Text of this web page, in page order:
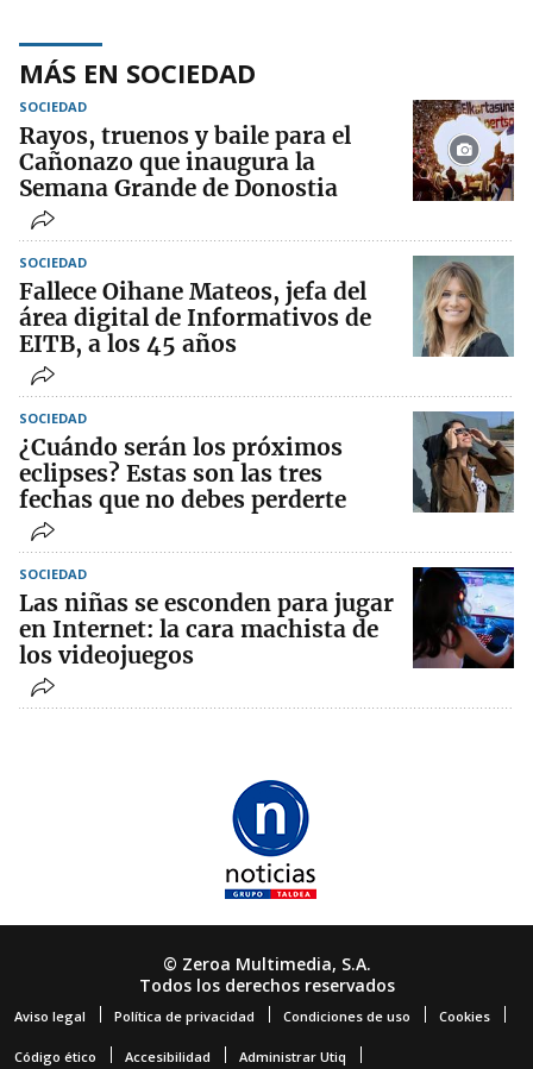
MÁS EN SOCIEDAD
SOCIEDAD
Rayos, truenos y baile para el
Cañonazo que inaugura la
Semana Grande de Donostia
SOCIEDAD
Fallece Oihane Mateos, jefa del
área digital de Informativos de
EITB, a los 45 años
SOCIEDAD
¿Cuándo serán los próximos
eclipses? Estas son las tres
fechas que no debes perderte
SOCIEDAD
Las niñas se esconden para jugar
en Internet: la cara machista de
los videojuegos
© Zeroa Multimedia, S.A.
Todos los derechos reservados
Aviso legal Política de privacidad Condiciones de uso Cookies
Código ético Accesibilidad Administrar Utiq